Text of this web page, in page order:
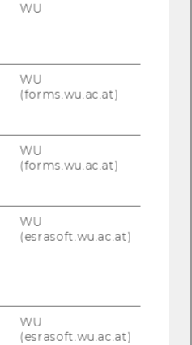
WU
WU
(forms.wu.ac.at)
WU
(forms.wu.ac.at)
WU
(esrasoft.wu.ac.at)
WU
(esrasoft.wu.ac.at)